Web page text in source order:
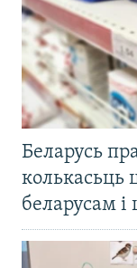
Беларусь
колькасьць
беларусам